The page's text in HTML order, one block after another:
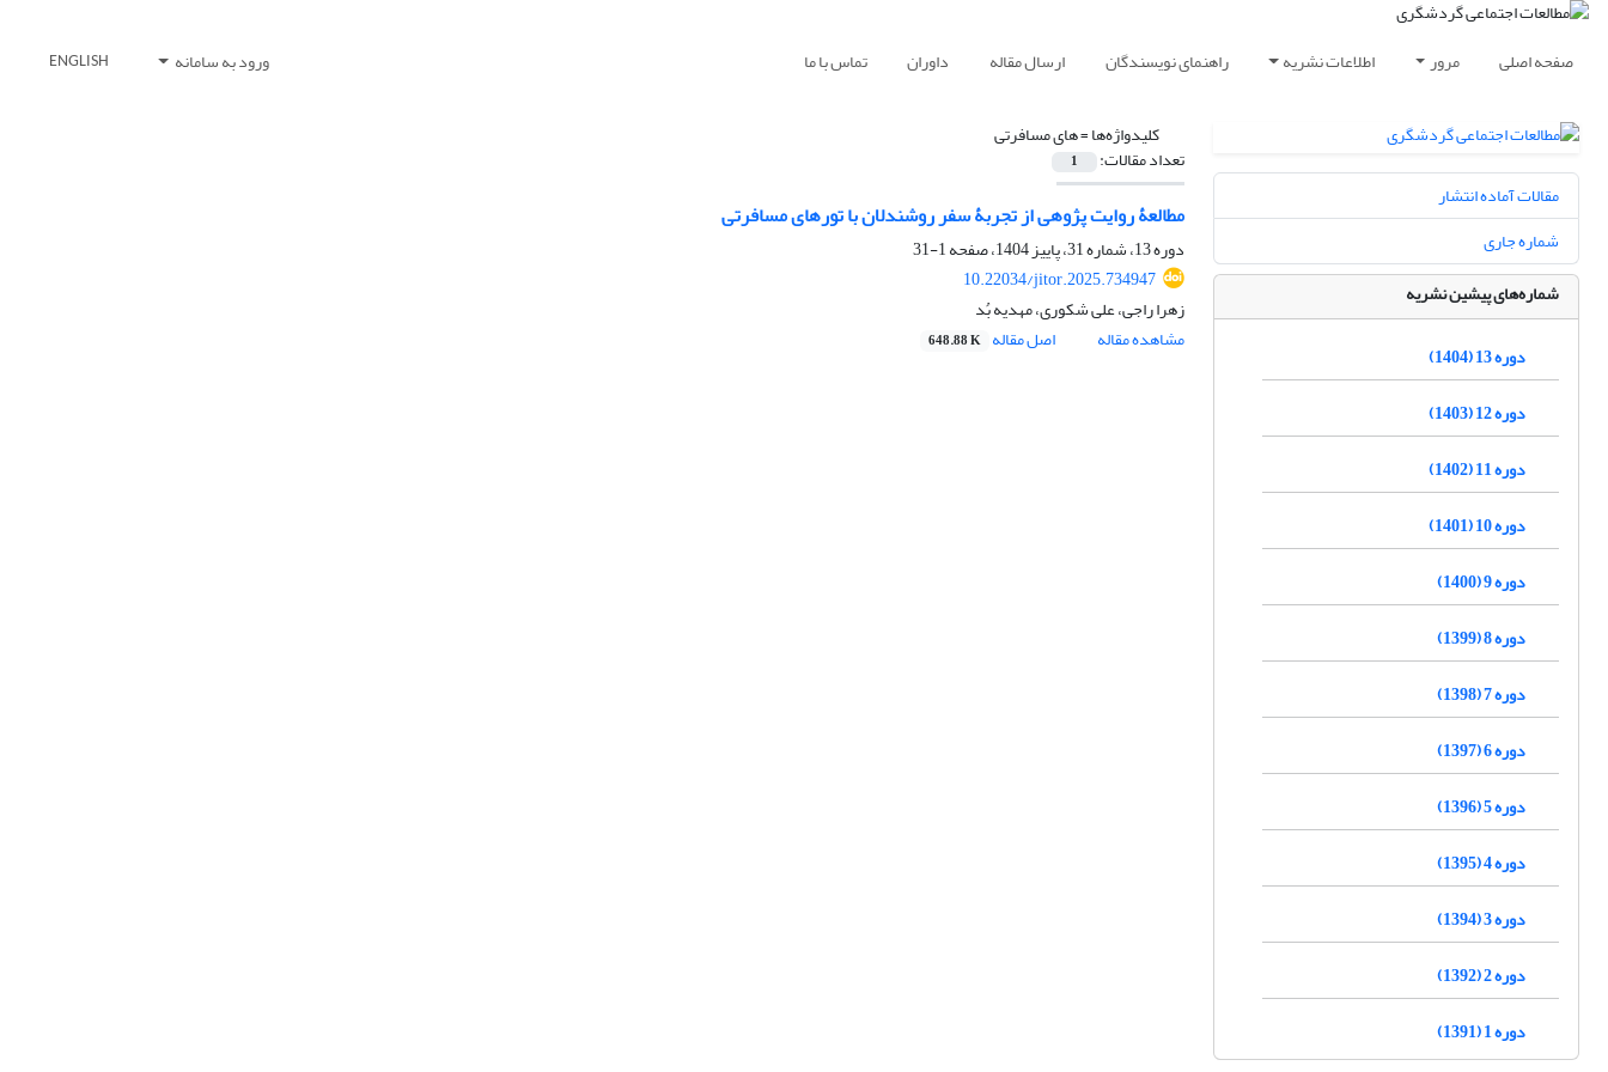
صفحه اصلی مرور اطلاعات نشریه راهنمای نویسندگان ارسال مقاله داوران تماس با ما ورود به سامانه ENGLISH
کلیدواژه‌ها =های مسافرتی
تعداد مقالات: 1
مطالعۀ روایت ­پژوهی از تجربۀ سفر روشندلان با تور­های مسافرتی
دوره 13، شماره 31، پاییز 1404، صفحه
1-31
10.22034/jitor.2025.734947
زهرا راجی، علی شکوری، مهدیه بُد
مشاهده مقاله
اصل مقاله 648.88 K
مقالات آماده انتشار
شماره جاری
شماره‌های پیشین نشریه
دوره 13 (1404)
دوره 12 (1403)
دوره 11 (1402)
دوره 10 (1401)
دوره 9 (1400)
دوره 8 (1399)
دوره 7 (1398)
دوره 6 (1397)
دوره 5 (1396)
دوره 4 (1395)
دوره 3 (1394)
دوره 2 (1392)
دوره 1 (1391)